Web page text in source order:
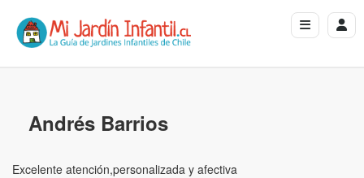
Andrés Barrios
Excelente atención,personalizada y afectiva